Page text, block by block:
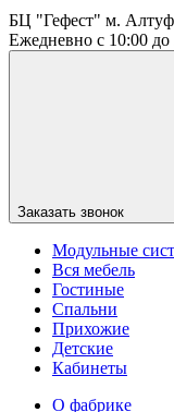
БЦ "Гефест" м.
Ежедневно с 10:00 до
Заказать звонок
Модульные
Вся мебель
Гостиные
Спальни
Прихожие
Детские
Кабинеты
О фабрике